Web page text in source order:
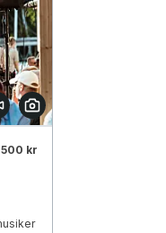
500 kr